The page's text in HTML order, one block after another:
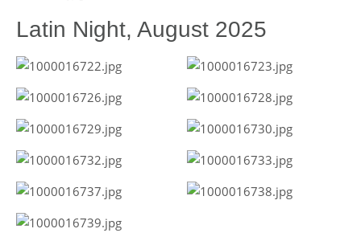
Latin Night, August 2025